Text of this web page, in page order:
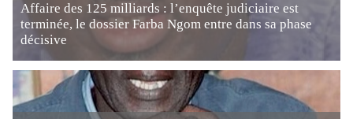
Affaire des 125 milliards : l’enquête judiciaire est
terminée, le dossier Farba Ngom entre dans sa phase
décisive